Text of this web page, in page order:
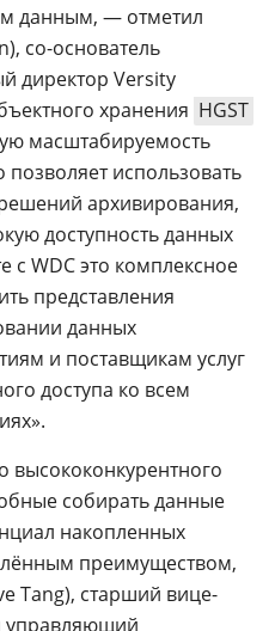
данным, — отметил
со-основатель
директор Versity
хранения HGST
масштабируемость
позволяет использовать
архивирования,
доступность данных
с WDC это комплексное
представления
данных
и поставщикам услуг
доступа ко всем
высококонкурентного
собирать данные
накопленных
преимуществом,
Tang), старший вице-
управляющий